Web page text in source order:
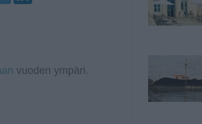
vuoden ympäri.